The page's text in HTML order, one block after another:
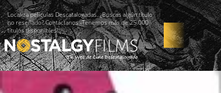
Localiza películas Descatalogadas. ¿Buscas algún título
no reseñado? Contáctanos -Tenemos más de 25.000
títulos disponibles!